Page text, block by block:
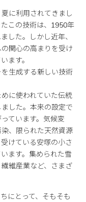
に利用されてきまし
この技術は、1950年
した。しかし近年、
関心の高まりを受け
ます。
生成する新しい技術
に使われていた伝統
した。本来の設定で
ています。気候変
、限られた天然資源
けている安塚の小さ
ます。集められた雪
維産業など、さまざ
にとって、そもそも